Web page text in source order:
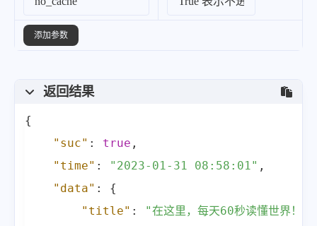
添加参数
返回结果
{
"suc" : true ,
"time" : "2023-01-31 08:58:01" ,
"data" :
{
"title" : "在这里，每天60秒读懂世界！"